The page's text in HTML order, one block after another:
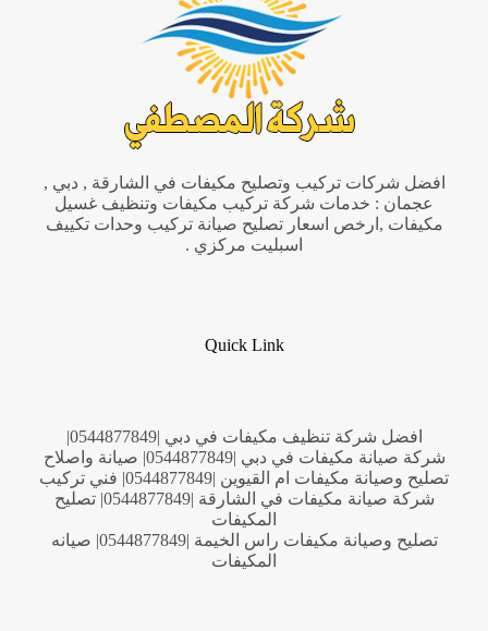
افضل شركات تركيب وتصليح مكيفات في الشارقة , دبي ,
عجمان : خدمات شركة تركيب مكيفات وتنظيف غسيل
مكيفات ,ارخص اسعار تصليح صيانة تركيب وحدات تكييف
اسبليت مركزي .
Quick Link
افضل شركة تنظيف مكيفات في دبي |0544877849|
شركة صيانة مكيفات في دبي |0544877849| صيانة واصلاح
تصليح وصيانة مكيفات ام القيوين |0544877849| فني تركيب
شركة صيانة مكيفات في الشارقة |0544877849| تصليح
المكيفات
تصليح وصيانة مكيفات راس الخيمة |0544877849| صيانه
المكيفات